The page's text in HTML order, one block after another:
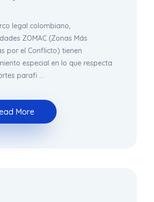
legal colombiano,
ZOMAC (Zonas Más
por el Conflicto) tienen
especial en lo que respecta
parafi ...
More